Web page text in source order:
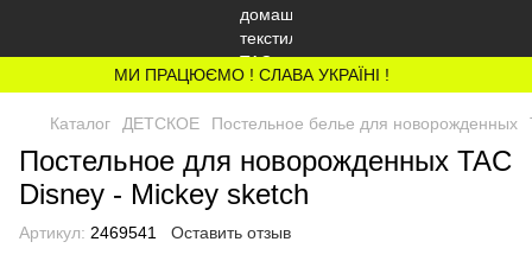
МИ ПРАЦЮЄМО ! СЛАВА УКРАЇНІ !
Каталог ДЕТСКОЕ Постельное белье для новорожденных
Постельное для новорожденных TAC
Disney - Mickey sketch
Артикул: 2469541 Оставить отзыв